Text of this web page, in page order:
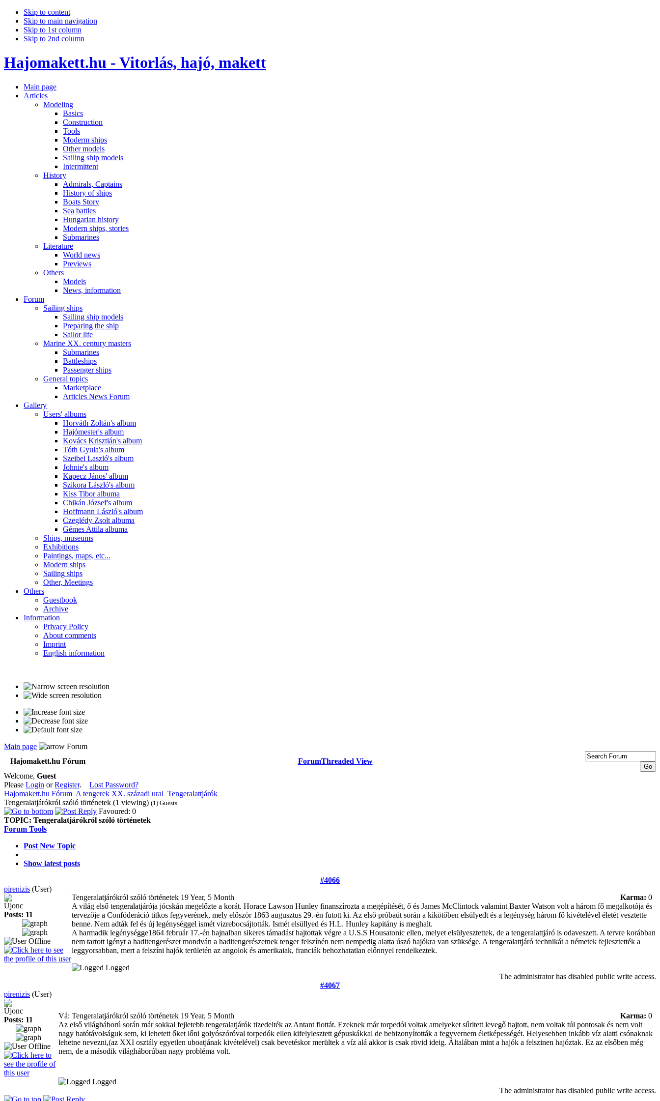
Skip to content
Skip to main navigation
Skip to 1st column
Skip to 2nd column
Hajomakett.hu - Vitorlás, hajó, makett
Main page
Articles
Modeling
Basics
Construction
Tools
Moderm ships
Other models
Sailing ship models
Intermittent
History
Admirals, Captains
History of ships
Boats Story
Sea battles
Hungarian history
Modern ships, stories
Submarines
Literature
World news
Previews
Others
Models
News, information
Forum
Sailing ships
Sailing ship models
Preparing the ship
Sailor life
Marine XX. century masters
Submarines
Battleships
Passenger ships
General topics
Marketplace
Articles News Forum
Gallery
Users' albums
Horváth Zoltán's album
Hajómester's album
Kovács Krisztián's album
Tóth Gyula's album
Szeibel Laszló's album
Johnie's album
Kapecz János' album
Szikora László's album
Kiss Tibor albuma
Chikán József's album
Hoffmann László's album
Czeglédy Zsolt albuma
Gémes Attila albuma
Ships, museums
Exhibitions
Paintings, maps, etc...
Modern ships
Sailing ships
Other, Meetings
Others
Guestbook
Archive
Information
Privacy Policy
About comments
Imprint
English information
Main page
Forum
Hajomakett.hu Fórum
ForumThreaded View
Welcome, Guest
Please Login orRegister. Lost Password?
Hajomakett.hu Fórum A tengerek XX. századi urai Tengeralattjárók
Tengeralatjárókról szóló történetek (1 viewing) (1) Guests
Favoured: 0
TOPIC: Tengeralatjárókról szóló történetek
Forum Tools
Post New Topic
Show latest posts
#4066
pirenizis (User)
Újonc
Posts: 11
Tengeralatjárókról szóló történetek 19 Year, 5 Month Karma: 0
A világ első tengeralatjárója jócskán megelőzte a korát. Horace Lawson Hunley finanszírozta a megépítését, ő és James McClintock valamint Baxter Watson volt a három fő megalkotója és
tervezője a Conföderáció titkos fegyverének, mely először 1863 augusztus 29.-én futott ki. Az első próbaút során a kikötőben elsülyedt és a legénység három fő kivételével életét vesztette
benne. Nem adták fel és új legénységgel ismét vizrebocsájtották. Ismét elsüllyed és H.L. Hunley kapitány is meghalt.
A harmadik legénységge1864 február 17.-én hajnalban sikeres támadást hajtottak végre a U.S.S Housatonic ellen, melyet elsülyesztettek, de a tengeralattjáró is odaveszett. A tervre korábban
nem tartott igényt a haditengerészet mondván a haditengerészetnek tenger felszínén nem nempedig alatta úszó hajókra van szüksége. A tengeralattjáró technikát a németek fejlesztették a
leggyorsabban, mert a felszíni hajók területén az angolok és amerikaiak, franciák behozhatatlan előnnyel rendelkeztek.
Logged
The administrator has disabled public write access.
#4067
pirenizis (User)
Újonc
Posts: 11
Vá: Tengeralatjárókról szóló történetek 19 Year, 5 Month Karma: 0
Az első világháború során már sokkal fejletebb tengeralatjárók tizedelték az Antant flottát. Ezeknek már torpedói voltak amelyeket sűritett levegő hajtott, nem voltak túl pontosak és nem volt
nagy hatótávolságuk sem, ki lehetett őket lőni golyószóróval torpedók ellen kifelylesztett gépuskákkal de bebizonyÍtották a fegyvernem életképességét. Helyesebben inkább víz alatti csónaknak
lehetne nevezni,(az XXI osztály egyetlen uboatjának kivételével) csak bevetéskor merültek a víz alá akkor is csak rövid ideig. Általában mint a hajók a felszinen hajóztak. Ez az elsőben még
nem, de a második világháborúban nagy probléma volt.
Logged
The administrator has disabled public write access.